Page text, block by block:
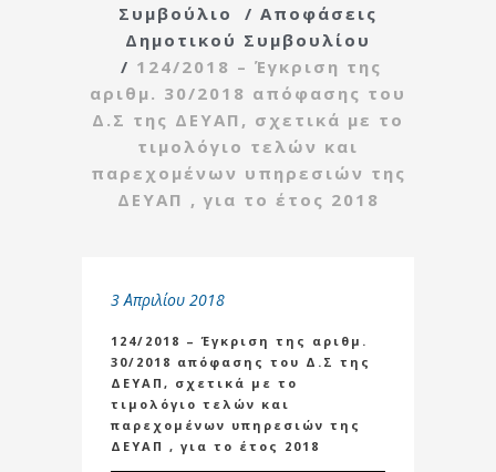
Συμβούλιο
/ Αποφάσεις
Δημοτικού Συμβουλίου
/ 124/2018 – Έγκριση της
αριθμ. 30/2018 απόφασης του
Δ.Σ της ΔΕΥΑΠ, σχετικά με το
τιμολόγιο τελών και
παρεχομένων υπηρεσιών της
ΔΕΥΑΠ , για το έτος 2018
3 Απριλίου 2018
124/2018 – Έγκριση της αριθμ.
30/2018 απόφασης του Δ.Σ της
ΔΕΥΑΠ, σχετικά με το
τιμολόγιο τελών και
παρεχομένων υπηρεσιών της
ΔΕΥΑΠ , για το έτος 2018